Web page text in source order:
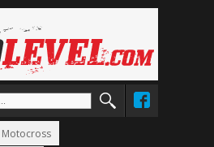
Motocross